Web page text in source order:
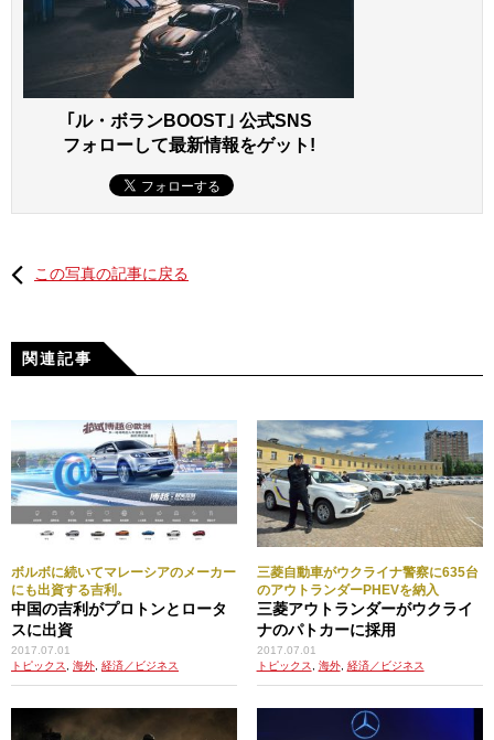
｢ル・ボランBOOST｣ 公式SNS
フォローして最新情報をゲット!
この写真の記事に戻る
関連記事
ボルボに続いてマレーシアのメーカー
にも出資する吉利。
中国の吉利がプロトンとロータ
スに出資
2017.07.01
トピックス, 海外, 経済／ビジネス
三菱自動車がウクライナ警察に635台
のアウトランダーPHEVを納入
三菱アウトランダーがウクライ
ナのパトカーに採用
2017.07.01
トピックス, 海外, 経済／ビジネス